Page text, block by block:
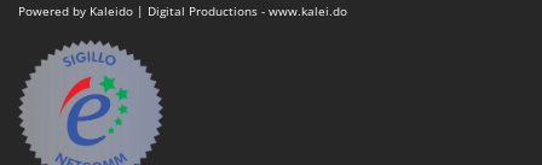
Powered by Kaleido | Digital Productions - www.kalei.do